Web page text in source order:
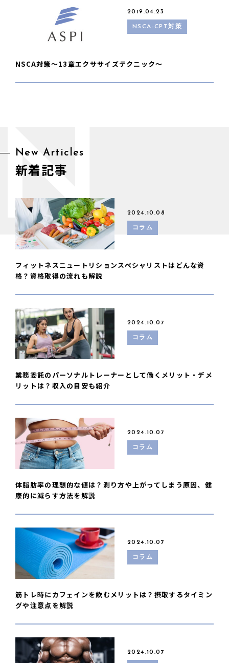
2019.04.23
NSCA-CPT対策
NSCA対策〜13章エクササイズテクニック〜
New Articles
新着記事
2024.10.08
コラム
フィットネスニュートリションスペシャリストはどんな資
格？資格取得の流れも解説
2024.10.07
コラム
業務委託のパーソナルトレーナーとして働くメリット・デメ
リットは？収入の目安も紹介
2024.10.07
コラム
体脂肪率の理想的な値は？測り方や上がってしまう原因、健
康的に減らす方法を解説
2024.10.07
コラム
筋トレ時にカフェインを飲むメリットは？摂取するタイミン
グや注意点を解説
2024.10.07